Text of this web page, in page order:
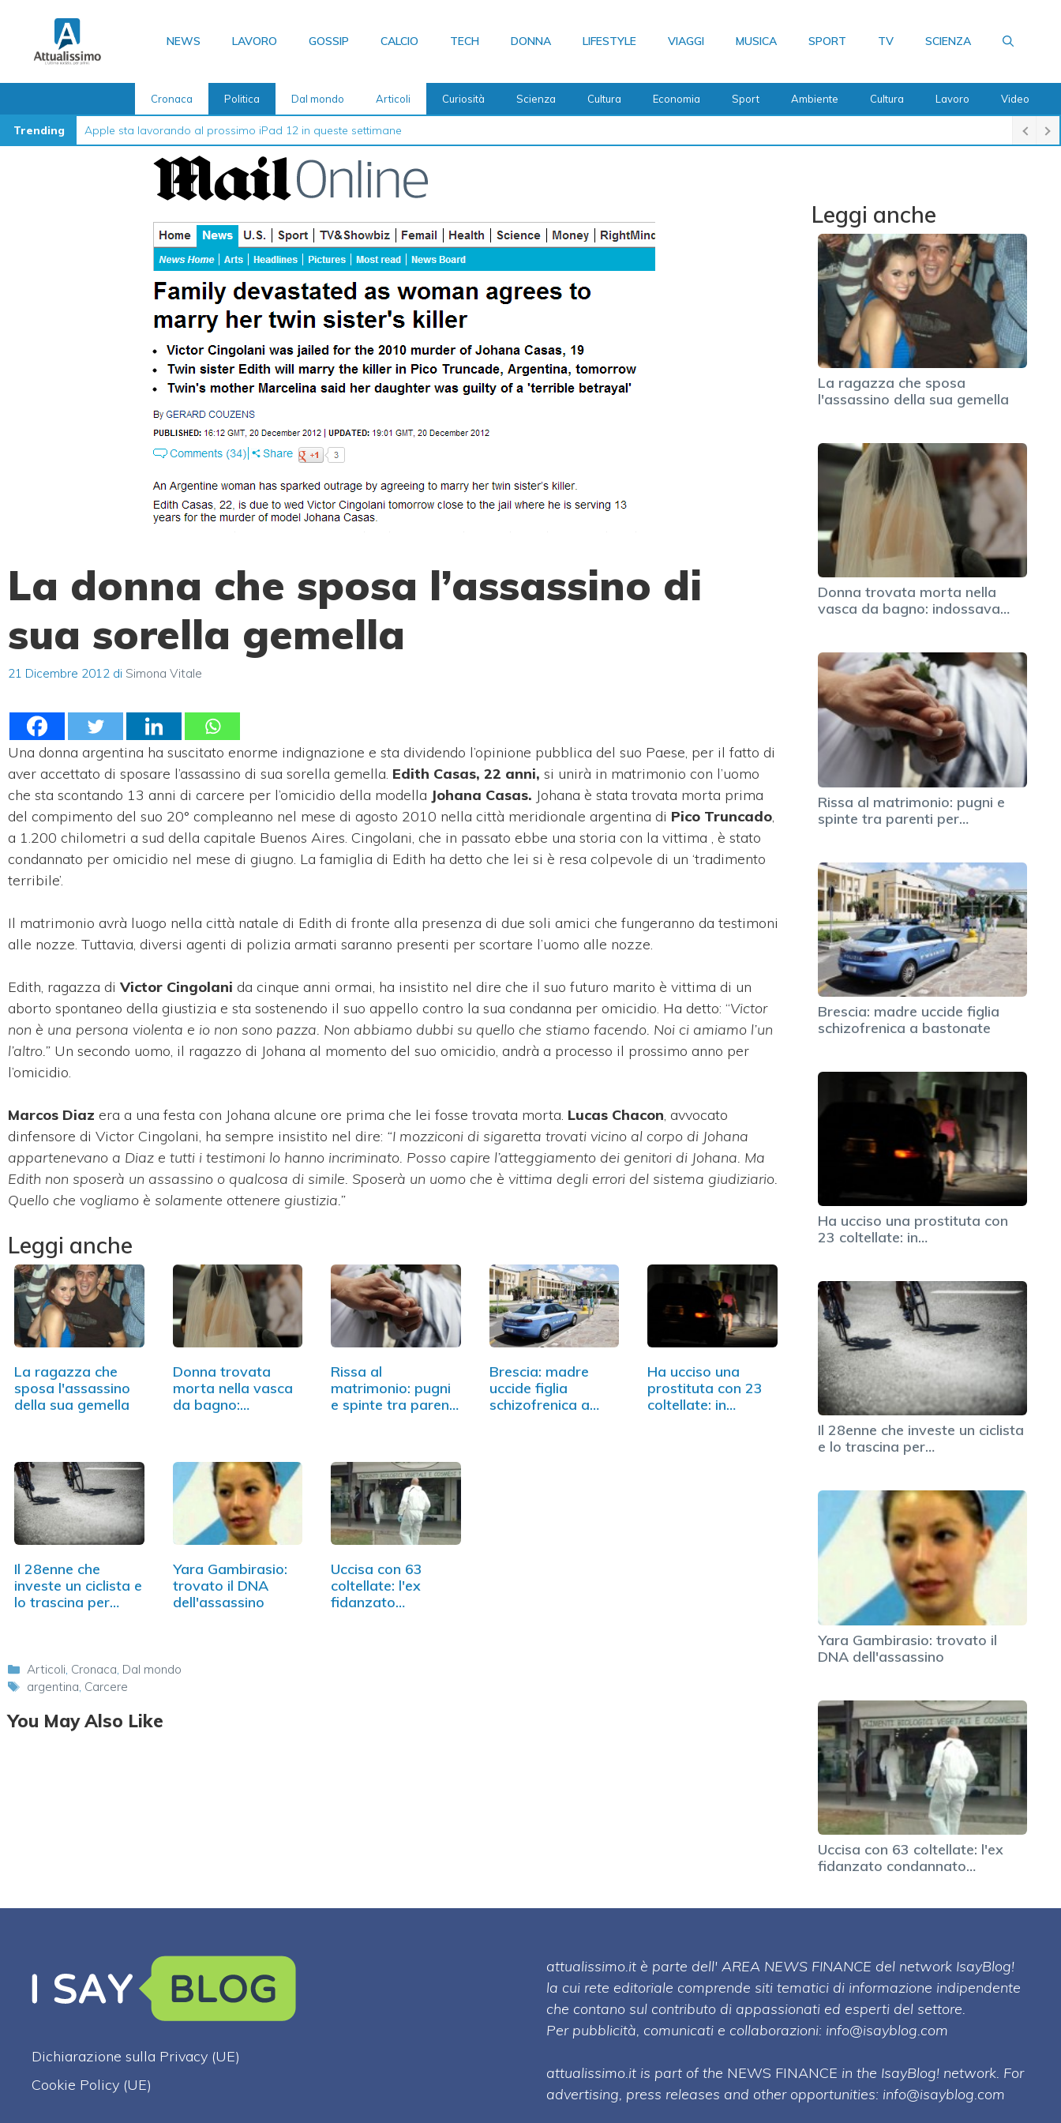
contenuto
NEWS LAVORO GOSSIP CALCIO TECH DONNA LIFESTYLE VIAGGI MUSICA SPORT TV SCIENZA
Cronaca Politica Dal mondo Articoli Curiosità Scienza Cultura Economia Sport Ambiente Cultura Lavoro Video
Trending La guida definitiva su come formattare l’iPhone nel 2026
La donna che sposa l’assassino di
sua sorella gemella
21 Dicembre 2012 di Simona Vitale
Una donna argentina ha suscitato enorme indignazione e sta dividendo l’opinione pubblica del suo Paese, per il fatto di
aver accettato di sposare l’assassino di sua sorella gemella. Edith Casas, 22 anni, si unirà in matrimonio con l’uomo
che sta scontando 13 anni di carcere per l’omicidio della modella Johana Casas. Johana è stata trovata morta prima
del compimento del suo 20° compleanno nel mese di agosto 2010 nella città meridionale argentina di Pico Truncado
a 1.200 chilometri a sud della capitale Buenos Aires. Cingolani, che in passato ebbe una storia con la vittima , è stato
condannato per omicidio nel mese di giugno. La famiglia di Edith ha detto che lei si è resa colpevole di un ‘tradimento
terribile’.
Il matrimonio avrà luogo nella città natale di Edith di fronte alla presenza di due soli amici che fungeranno da testimoni
alle nozze. Tuttavia, diversi agenti di polizia armati saranno presenti per scortare l’uomo alle nozze.
Edith, ragazza di Victor Cingolani da cinque anni ormai, ha insistito nel dire che il suo futuro marito è vittima di un
aborto spontaneo della giustizia e sta sostenendo il suo appello contro la sua condanna per omicidio. Ha detto: “Victor
non è una persona violenta e io non sono pazza. Non abbiamo dubbi su quello che stiamo facendo. Noi ci amiamo l’un
l’altro.” Un secondo uomo, il ragazzo di Johana al momento del suo omicidio, andrà a processo il prossimo anno per
l’omicidio.
Marcos Diaz era a una festa con Johana alcune ore prima che lei fosse trovata morta. Lucas Chacon , avvocato
dinfensore di Victor Cingolani, ha sempre insistito nel dire: “I mozziconi di sigaretta trovati vicino al corpo di Johana
appartenevano a Diaz e tutti i testimoni lo hanno incriminato. Posso capire l’atteggiamento dei genitori di Johana. Ma
Edith non sposerà un assassino o qualcosa di simile. Sposerà un uomo che è vittima degli errori del sistema giudiziario.
Quello che vogliamo è solamente ottenere giustizia.”
Leggi anche
La ragazza che
sposa l'assassino
della sua gemella
Donna trovata
morta nella vasca
da bagno:
Rissa al
matrimonio: pugni
e spinte tra parenti
Brescia: madre
uccide figlia
schizofrenica a
Ha ucciso una
prostituta con 23
coltellate: in…
Il 28enne che
investe un ciclista e
lo trascina per…
Yara Gambirasio:
trovato il DNA
dell'assassino
Uccisa con 63
coltellate: l'ex
fidanzato
Categorie
Articoli, Cronaca, Dal mondo
Tag
argentina, Carcere
You May Also Like
Leggi anche
La ragazza che sposa
l'assassino della sua gemella
Donna trovata morta nella
vasca da bagno: indossava…
Rissa al matrimonio: pugni e
spinte tra parenti per…
Brescia: madre uccide figlia
schizofrenica a bastonate
Ha ucciso una prostituta con
23 coltellate: in…
Il 28enne che investe un ciclista
e lo trascina per…
Yara Gambirasio: trovato il
DNA dell'assassino
Uccisa con 63 coltellate: l'ex
fidanzato condannato…
Dichiarazione sulla Privacy (UE)
Cookie Policy (UE)
attualissimo.it è parte dell' AREA NEWS FINANCE del network IsayBlog!
la cui rete editoriale comprende siti tematici di informazione indipendente
che contano sul contributo di appassionati ed esperti del settore.
Per pubblicità, comunicati e collaborazioni: info@isayblog.com
attualissimo.it is part of the NEWS FINANCE in the IsayBlog! network. For
advertising, press releases and other opportunities: info@isayblog.com